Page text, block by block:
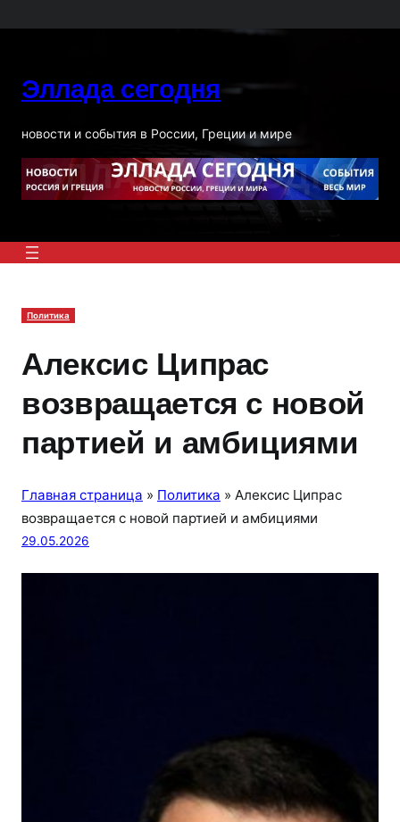
к
Эллада сегодня
новости и события в России, Греции и мире
Политика
Алексис Ципрас
возвращается с новой
партией и амбициями
Главная страница » Политика » Алексис Ципрас
возвращается с новой партией и амбициями
29.05.2026